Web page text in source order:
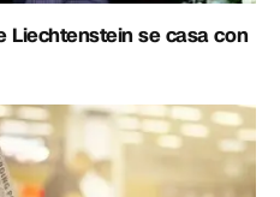
Liechtenstein se casa con